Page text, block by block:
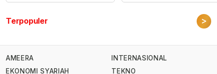
Terpopuler >
AMEERA
EKONOMI SYARIAH
INTERNASIONAL
TEKNO